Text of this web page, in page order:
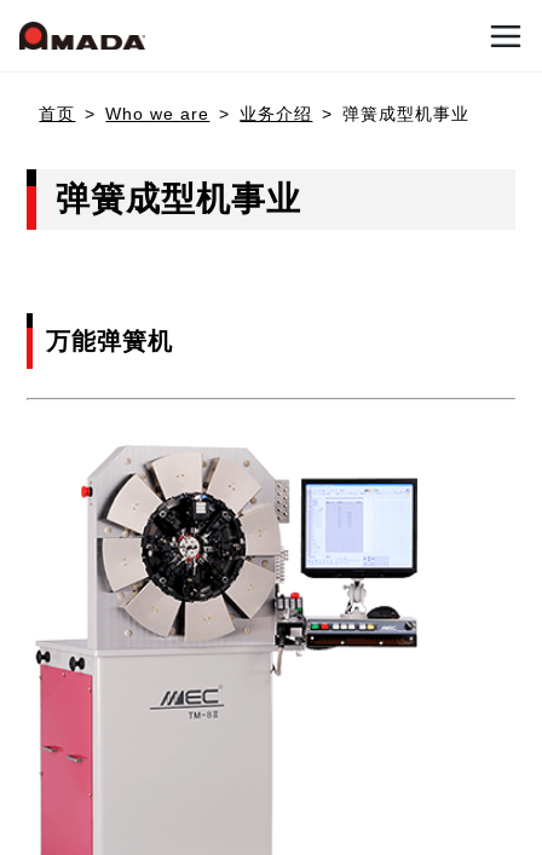
首页
公司信息
公司沿革
可持续发展（环境与社会贡献活动）
国内网点
日本网点(冲压机械事业)
日本网点(冲压加工自动化事业 / 弹簧成型机事业)
全球网点
冲压加工系统
冲床加工自动化
弹簧成型机
Who we are
天田冲压设备的优势
业务介绍
联系我们
新闻
AMADA中国集团
Global
首页 Who we are 业务介绍 弹簧成型机事业
弹簧成型机事业
万能弹簧机